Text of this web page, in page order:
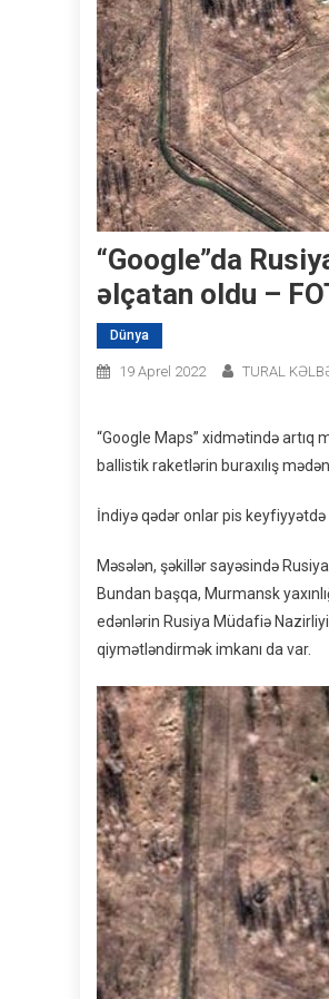
“Google”da
əlçatan oldu –
Dünya
19 Aprel 2022 TURAL
“Google Maps” xidmətində artıq
ballistik raketlərin buraxılış
İndiyə qədər onlar pis keyfiyyətdə
Məsələn, şəkillər sayəsində
Bundan başqa, Murmansk
edənlərin Rusiya Müdafiə
qiymətləndirmək imkanı da var.